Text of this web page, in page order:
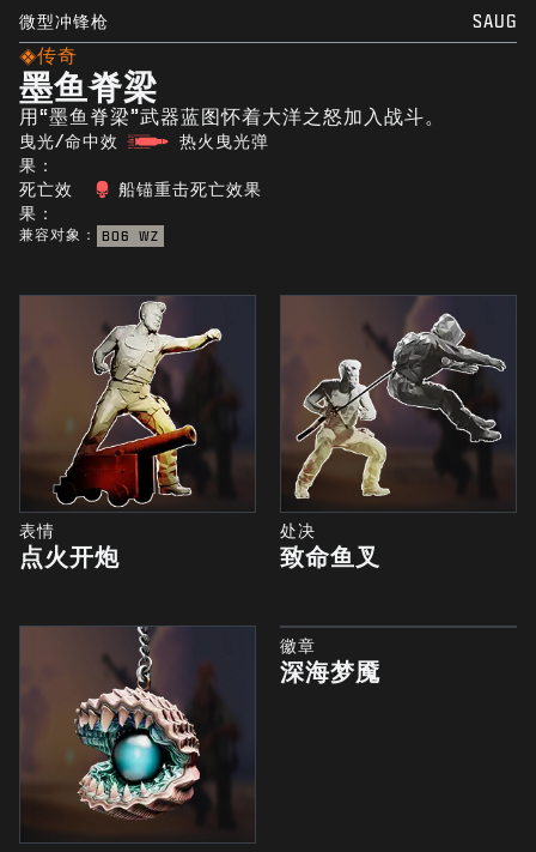
微型冲锋枪 SAUG
传奇
墨鱼脊梁
用“墨鱼脊梁”武器蓝图怀着大洋之怒加入战斗。
曳光/命中效
果：
热火曳光弹
死亡效
果：
船锚重击死亡效果
兼容对象： BO6 WZ
表情
点火开炮
处决
致命鱼叉
徽章
深海梦魇